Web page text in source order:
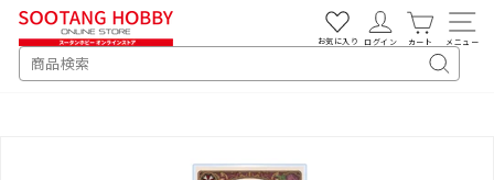
SEARCH
キ
お気に入り ログイン カート メニュー